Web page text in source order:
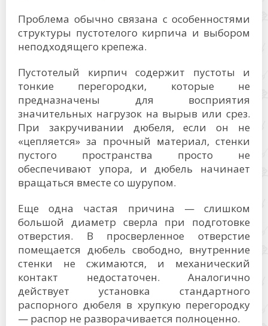
Проблема обычно связана с особенностями
структуры пустотелого кирпича и выбором
неподходящего крепежа.
Пустотелый кирпич содержит пустоты и
тонкие перегородки, которые не
предназначены для восприятия
значительных нагрузок на вырыв или срез.
При закручивании дюбеля, если он не
«цепляется» за прочный материал, стенки
пустого пространства просто не
обеспечивают упора, и дюбель начинает
вращаться вместе со шурупом.
Еще одна частая причина — слишком
большой диаметр сверла при подготовке
отверстия. В просверленное отверстие
помещается дюбель свободно, внутренние
стенки не сжимаются, и механический
контакт недостаточен. Аналогично
действует установка стандартного
распорного дюбеля в хрупкую перегородку
— распор не разворачивается полноценно.